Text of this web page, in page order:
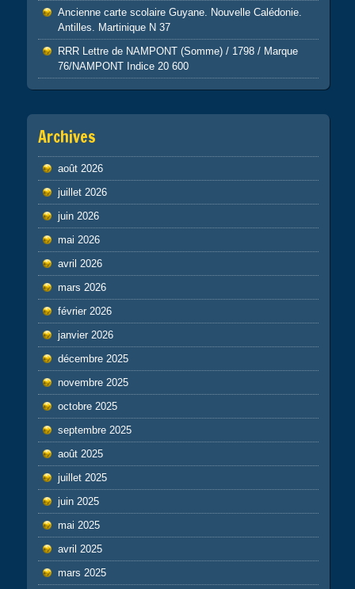
Ancienne carte scolaire Guyane. Nouvelle Calédonie.
Antilles. Martinique N 37
RRR Lettre de NAMPONT (Somme) / 1798 / Marque
76/NAMPONT Indice 20 600
Archives
août 2026
juillet 2026
juin 2026
mai 2026
avril 2026
mars 2026
février 2026
janvier 2026
décembre 2025
novembre 2025
octobre 2025
septembre 2025
août 2025
juillet 2025
juin 2025
mai 2025
avril 2025
mars 2025